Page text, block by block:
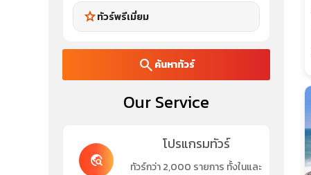
starทัวร์พรีเมี่ยม
search ค้นหาทัวร์
Our Service
travel_explore
โปรแกรมทัวร์
ทัวร์กว่า 2,000 รายการ ทั้งในและ